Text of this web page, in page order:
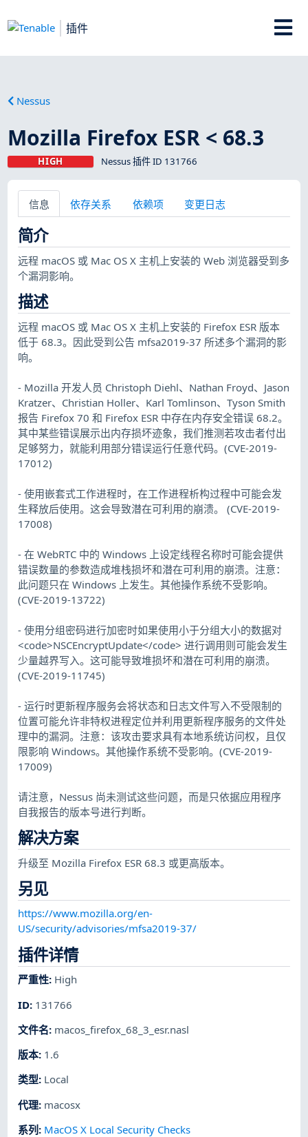
插件
Nessus
Mozilla Firefox ESR < 68.3
HIGH Nessus 插件 ID 131766
信息 依存关系 依赖项 变更日志
简介
远程 macOS 或 Mac OS X 主机上安装的 Web 浏览器受到多
个漏洞影响。
描述
远程 macOS 或 Mac OS X 主机上安装的 Firefox ESR 版本
低于 68.3。因此受到公告 mfsa2019-37 所述多个漏洞的影
响。
- Mozilla 开发人员 Christoph Diehl、Nathan Froyd、Jason
Kratzer、Christian Holler、Karl Tomlinson、Tyson Smith
报告 Firefox 70 和 Firefox ESR 中存在内存安全错误 68.2。
其中某些错误展示出内存损坏迹象，我们推测若攻击者付出
足够努力，就能利用部分错误运行任意代码。(CVE-2019-
17012)
- 使用嵌套式工作进程时，在工作进程析构过程中可能会发
生释放后使用。这会导致潜在可利用的崩溃。 (CVE-2019-
17008)
- 在 WebRTC 中的 Windows 上设定线程名称时可能会提供
错误数量的参数造成堆栈损坏和潜在可利用的崩溃。注意：
此问题只在 Windows 上发生。其他操作系统不受影响。
(CVE-2019-13722)
- 使用分组密码进行加密时如果使用小于分组大小的数据对
<code>NSCEncryptUpdate</code> 进行调用则可能会发生
少量越界写入。这可能导致堆损坏和潜在可利用的崩溃。
(CVE-2019-11745)
- 运行时更新程序服务会将状态和日志文件写入不受限制的
位置可能允许非特权进程定位并利用更新程序服务的文件处
理中的漏洞。注意：该攻击要求具有本地系统访问权，且仅
限影响 Windows。其他操作系统不受影响。(CVE-2019-
17009)
请注意，Nessus 尚未测试这些问题，而是只依据应用程序
自我报告的版本号进行判断。
解决方案
升级至 Mozilla Firefox ESR 68.3 或更高版本。
另见
https://www.mozilla.org/en-
US/security/advisories/mfsa2019-37/
插件详情
严重性: High
ID: 131766
文件名: macos_firefox_68_3_esr.nasl
版本: 1.6
类型: Local
代理: macosx
系列 : MacOS X Local Security Checks